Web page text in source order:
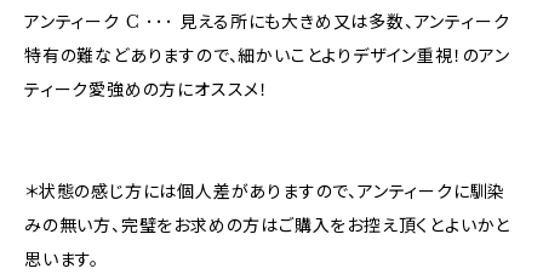
アンティーク C ･･･ 見える所にも大きめ又は多数、アンティーク
特有の難などありますので、細かいことよりデザイン重視！のアン
ティーク愛強めの方にオススメ！
＊状態の感じ方には個人差がありますので、アンティークに馴染
みの無い方、完璧をお求めの方はご購入をお控え頂くとよいかと
思います。